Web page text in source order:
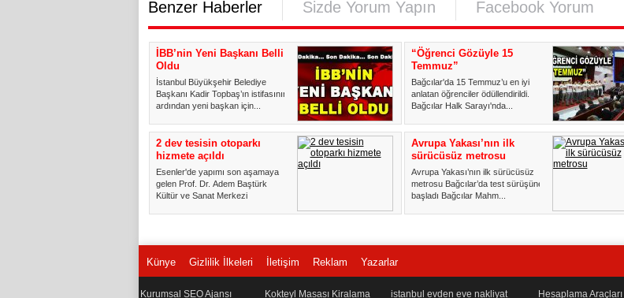
Benzer Haberler Sizde Yorum Yapın Facebook Yorum
İBB’nin Yeni Başkanı Belli
Oldu
İstanbul Büyükşehir Belediye
Başkanı Kadir Topbaş’ın istifasının
ardından yeni başkan için...
“Öğrenci Gözüyle 15
Temmuz”
Bağcılar'da 15 Temmuz’u en iyi
anlatan öğrenciler ödüllendirildi.
Bağcılar Halk Sarayı'nda...
2 dev tesisin otoparkı
hizmete açıldı
Esenler'de yapımı son aşamaya
gelen Prof. Dr. Adem Baştürk
Kültür ve Sanat Merkezi
Avrupa Yakası’nın ilk
sürücüsüz metrosu
Avrupa Yakası’nın ilk sürücüsüz
metrosu Bağcılar’da test sürüşüne
başladı Bağcılar Mahm...
Künye Gizlilik İlkeleri İletişim Reklam Yazarlar
Kurumsal SEO Ajansı Kokteyl Masası Kiralama istanbul evden eve nakliyat Hesaplama Araçları